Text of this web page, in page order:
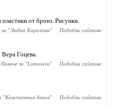
от бронз. Рисунки.
за "Любка Кирилова" Подобни сайтове
Гоцева.
Повече за "Lomovera" Подобни сайтове
"Константин Ачков" Подобни сайтове